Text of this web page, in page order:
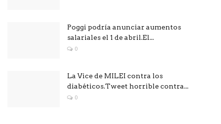
Poggi podría anunciar aumentos
salariales el 1 de abril.El...
0
La Vice de MILEI contra los
diabéticos.Tweet horrible contra...
0